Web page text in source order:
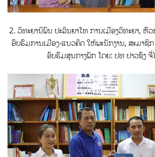
2. ວິທະຍານິພົນ ປະລິນຍາໂທ ການເມືອງວິທະຍາ, ຫົ
ອົບຮົມການເມືອງ-ແນວຄິດ ໃຫ້ພະນັກງານ, ສະມາຊິກ
ອົບຮົມສູນກາງພັກ ໂດຍ: ປທ ປາວຊົງ ຈື່